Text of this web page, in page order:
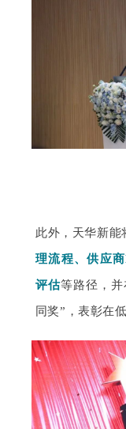
此外，天华新能
理流程、供应
评估等路径，并
同奖”，表彰在